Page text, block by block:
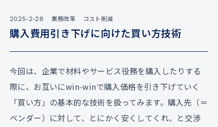
2025-2-28 業務改革 コスト削減
購入費用引き下げに向けた買い方技術
今回は、企業で材料やサービス役務を購入したりする
際に、お互いにwin-winで購入価格を引き下げていく
「買い方」の基本的な技術を扱ってみます。購入先（＝
ベンダー）に対して、とにかく安くしてくれ、と交渉